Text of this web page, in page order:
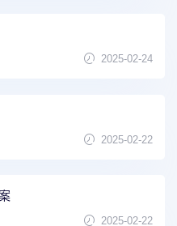
2025-02-24
2025-02-22
2025-02-22